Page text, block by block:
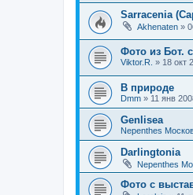
Sarracenia
Akhenaten »
Фото из Бот.
Viktor.R. » 18 окт
В природе
Dmm » 11 янв
Genlisea
Nepenthes
Darlingtonia
Nepenthes
Фото с